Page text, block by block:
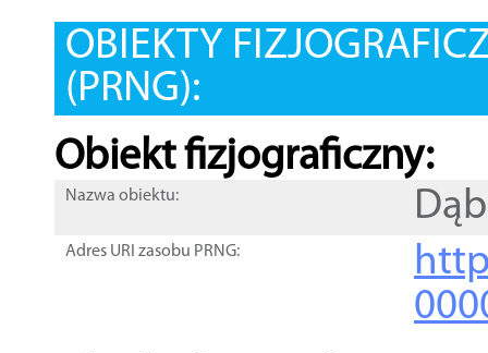
OBIEKTY
(PRNG):
Obiekt fizjograficzny:
Nazwa obiektu:
Adres URI zasobu PRNG: